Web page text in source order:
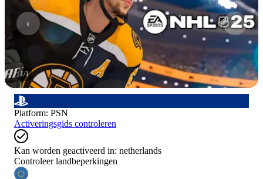
1/1
Platform: PSN
Activeringsgids controleren
Kan worden geactiveerd in: netherlands
Controleer landbeperkingen